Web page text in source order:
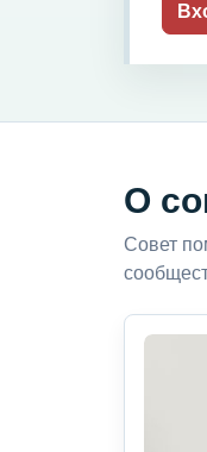
О
Совет